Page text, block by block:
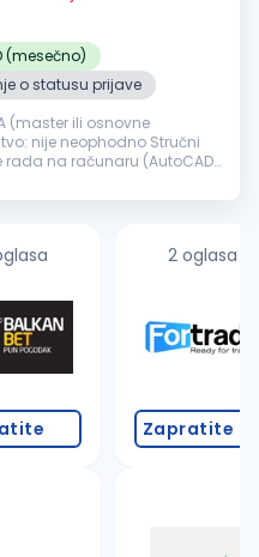
(mesečno)
o statusu prijave
nije neophodno Stručni
na računaru (AutoCAD i
2 oglasa
Zapratite